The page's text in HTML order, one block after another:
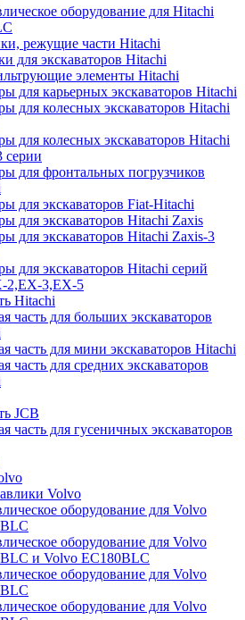
оборудование для Hitachi
режущие части Hitachi
для экскаваторов Hitachi
элементы Hitachi
для карьерных экскаваторов Hitachi
для колесных экскаваторов Hitachi
для колесных экскаваторов Hitachi
серии
для фронтальных погрузчиков
для экскаваторов Fiat-Hitachi
для экскаваторов Hitachi Zaxis
для экскаваторов Hitachi Zaxis-3
для экскаваторов Hitachi серий
2,EX-3,EX-5
Hitachi
часть для больших экскаваторов
часть для мини экскаваторов Hitachi
часть для средних экскаваторов
JCB
часть для гусеничных экскаваторов
Volvo
оборудование для Volvo
оборудование для Volvo
и Volvo EC180BLC
оборудование для Volvo
оборудование для Volvo